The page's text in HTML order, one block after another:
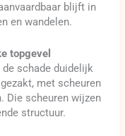
blijft in
en wandelen.
topgevel
de schade duidelijk
met scheuren
Die scheuren wijzen
structuur.